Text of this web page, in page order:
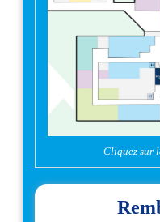
Cliquez sur